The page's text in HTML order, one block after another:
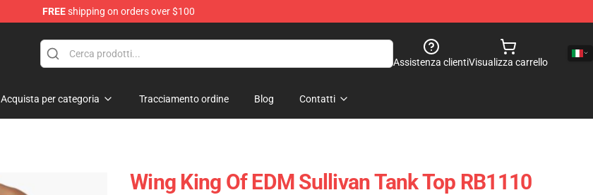
FREEshipping on orders over $100
Assistenza clientiVisualizza carrello
Acquista per categoria Tracciamento ordine Blog Contatti
Wing King Of EDM Sullivan Tank Top RB1110